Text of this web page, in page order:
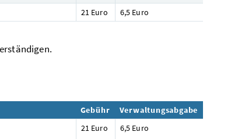
21 Euro 6,5 Euro
Gebühr
Verwaltungsabgabe
21 Euro 6,5 Euro